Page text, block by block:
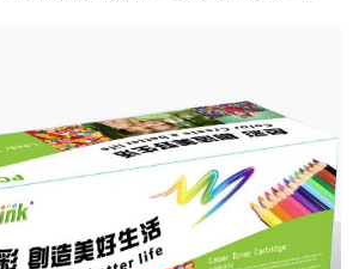
TK8349M
/
TASKalfa
2552ci /
2553ci